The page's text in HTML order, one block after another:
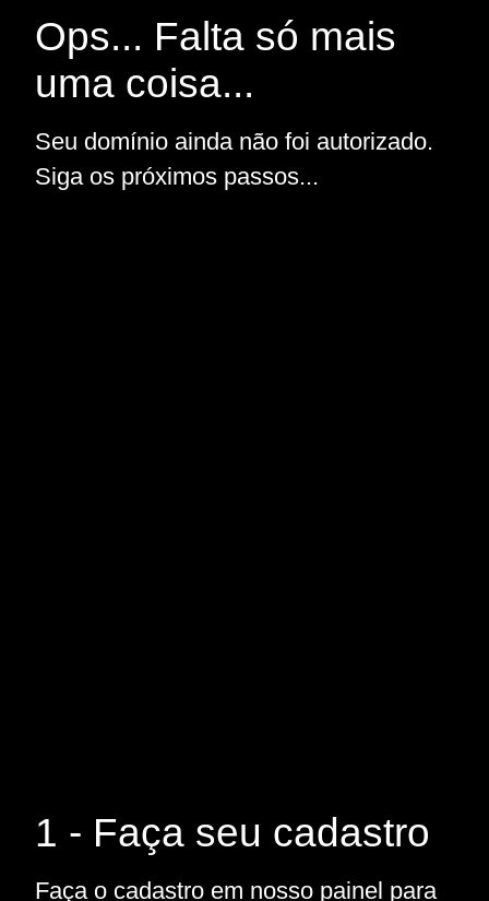
Ops... Falta só mais
uma coisa...
Seu domínio ainda não foi autorizado.
Siga os próximos passos...
1 - Faça seu cadastro
Faça o cadastro em nosso painel para